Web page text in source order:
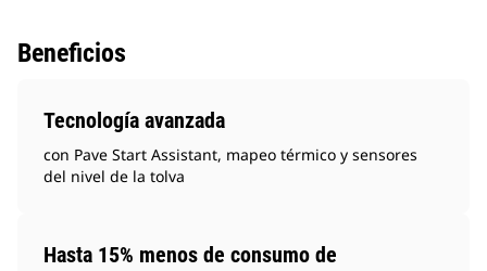
Beneficios
Tecnología avanzada
con Pave Start Assistant, mapeo térmico y sensores
del nivel de la tolva
Hasta 15% menos de consumo de